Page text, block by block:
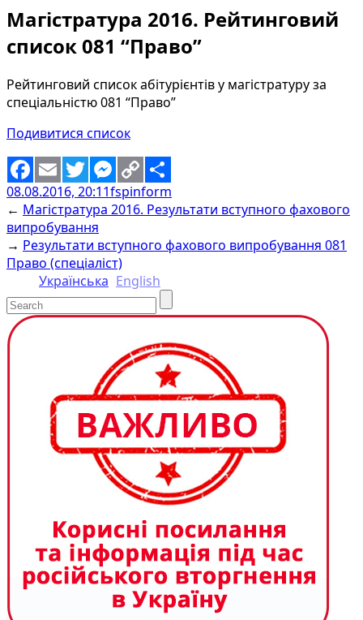
Магістратура 2016. Рейтинговий
список 081 “Право”
Рейтинговий список абітурієнтів у магістратуру за
спеціальністю 081 “Право”
Подивитися список
Facebook
EmailTwitterMessenger
Copy
Link
Share
08.08.2016, 20:11fspinform
← Магістратура 2016. Результати вступного фахового
випробування
→ Результати вступного фахового випробування 081
Право (спеціаліст)
Українська English